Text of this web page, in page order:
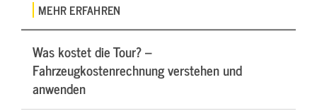
MEHR ERFAHREN
Was kostet die Tour? –
Fahrzeugkostenrechnung verstehen und
anwenden